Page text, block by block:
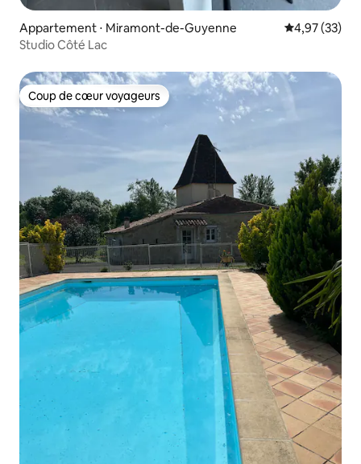
Appartement ⋅ Miramont-de-Guyenne Évaluation
4,97 (33)
Studio Côté Lac
Coup de cœur voyageurs
Coup de cœur voyageurs